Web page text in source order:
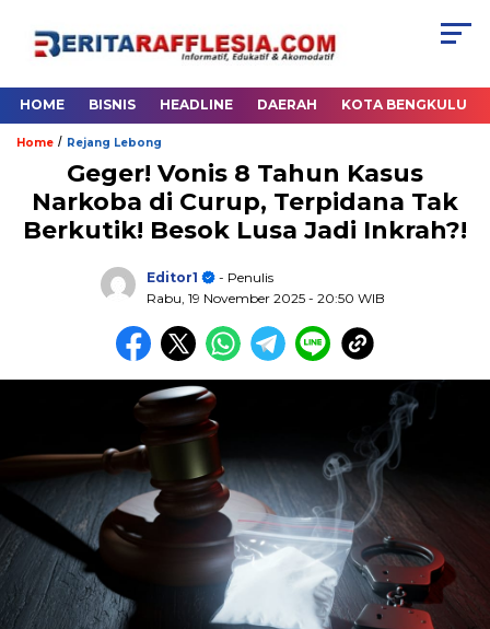
HOME BISNIS HEADLINE DAERAH KOTA BENGKULU
Home / Rejang Lebong
Geger! Vonis 8 Tahun Kasus
Narkoba di Curup, Terpidana Tak
Berkutik! Besok Lusa Jadi Inkrah?!
Editor1
- Penulis
Rabu, 19 November 2025 - 20:50 WIB